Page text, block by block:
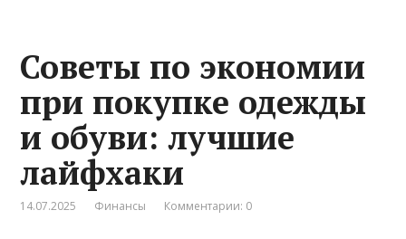
Советы по экономии
при покупке одежды
и обуви: лучшие
лайфхаки
14.07.2025 Финансы Комментарии: 0